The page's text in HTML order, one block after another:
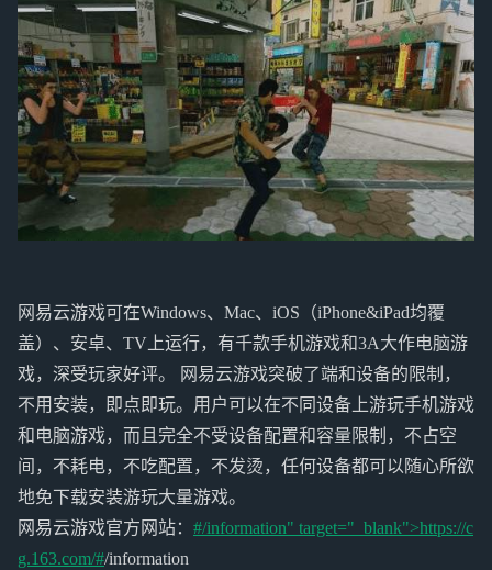
网易云游戏可在Windows、Mac、iOS（iPhone&iPad均覆
盖）、安卓、TV上运行，有千款手机游戏和3A大作电脑游
戏，深受玩家好评。 网易云游戏突破了端和设备的限制，
不用安装，即点即玩。用户可以在不同设备上游玩手机游戏
和电脑游戏，而且完全不受设备配置和容量限制，不占空
间，不耗电，不吃配置，不发烫，任何设备都可以随心所欲
地免下载安装游玩大量游戏。
网易云游戏官方网站： #/information" target="_blank">https://c
g.163.com/#/information